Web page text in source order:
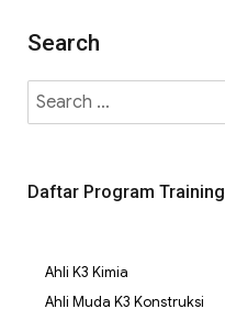
Search
Daftar Program Training
Ahli K3 Kimia
Ahli Muda K3 Konstruksi